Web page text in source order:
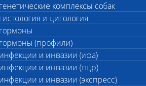
генетические комплексы собак
гистология и цитология
гормоны
гормоны (профили)
инфекции и инвазии (ифа)
инфекции и инвазии (пцр)
инфекции и инвазии (экспресс)
к исследованию
для бактериологического
соблюдать основные
брать непосредственно